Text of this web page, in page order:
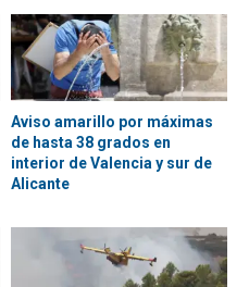
Aviso amarillo por máximas
de hasta 38 grados en
interior de Valencia y sur de
Alicante